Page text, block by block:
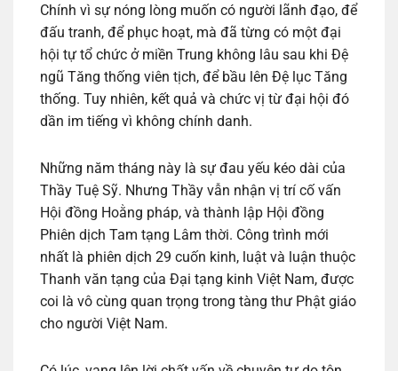
Chính vì sự nóng lòng muốn có người lãnh đạo, để
đấu tranh, để phục hoạt, mà đã từng có một đại
hội tự tổ chức ở miền Trung không lâu sau khi Đệ
ngũ Tăng thống viên tịch, để bầu lên Đệ lục Tăng
thống. Tuy nhiên, kết quả và chức vị từ đại hội đó
dần im tiếng vì không chính danh.
Những năm tháng này là sự đau yếu kéo dài của
Thầy Tuệ Sỹ. Nhưng Thầy vẫn nhận vị trí cố vấn
Hội đồng Hoằng pháp, và thành lập Hội đồng
Phiên dịch Tam tạng Lâm thời. Công trình mới
nhất là phiên dịch 29 cuốn kinh, luật và luận thuộc
Thanh văn tạng của Đại tạng kinh Việt Nam, được
coi là vô cùng quan trọng trong tàng thư Phật giáo
cho người Việt Nam.